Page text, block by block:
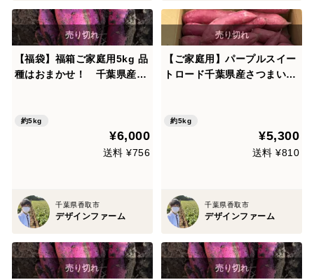
【福袋】福箱ご家庭用5kg 品
種はおまかせ！ 千葉県産さ
送りします！
約5kg
¥6,000
送料 ¥756
千葉県香取市
デザインファーム
【ご家庭用】パープルスイー
トロード千葉県産さつまいも
ます！蒸し芋・温野菜にもお
約5kg
¥5,300
送料 ¥810
千葉県香取市
デザインファーム